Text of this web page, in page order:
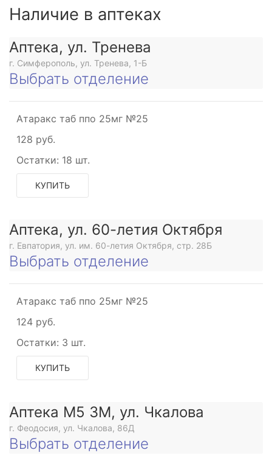
Наличие в аптеках
Аптека, ул. Тренева
г. Симферополь, ул. Тренева, 1-Б
Выбрать отделение
Атаракс таб ппо 25мг №25
128 руб.
Остатки: 18 шт.
КУПИТЬ
Аптека, ул. 60-летия Октября
г. Евпатория, ул. им. 60-летия Октября, стр. 28Б
Выбрать отделение
Атаракс таб ппо 25мг №25
124 руб.
Остатки: 3 шт.
КУПИТЬ
Аптека М5 3М, ул. Чкалова
г. Феодосия, ул. Чкалова, 86Д
Выбрать отделение